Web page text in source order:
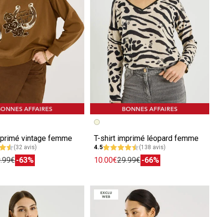
vintage femme
(32 avis)
-63%
Image précédente
Image suivante
T-shirt imprimé léopard femme
4.5 (138 avis)
10.00€29.99€-66%